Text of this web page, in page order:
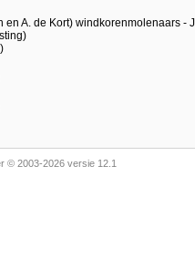
en A. de Kort) windkorenmolenaars -
© 2003-2026 versie 12.1